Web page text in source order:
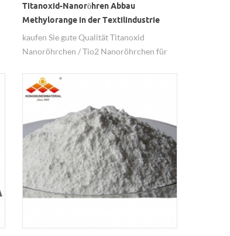
Titanoxid-Nanoröhren Abbau
Methylorange in der Textilindustrie
kaufen Sie gute Qualität Titanoxid
Nanoröhrchen / Tio2 Nanoröhrchen für
Textilindustrie